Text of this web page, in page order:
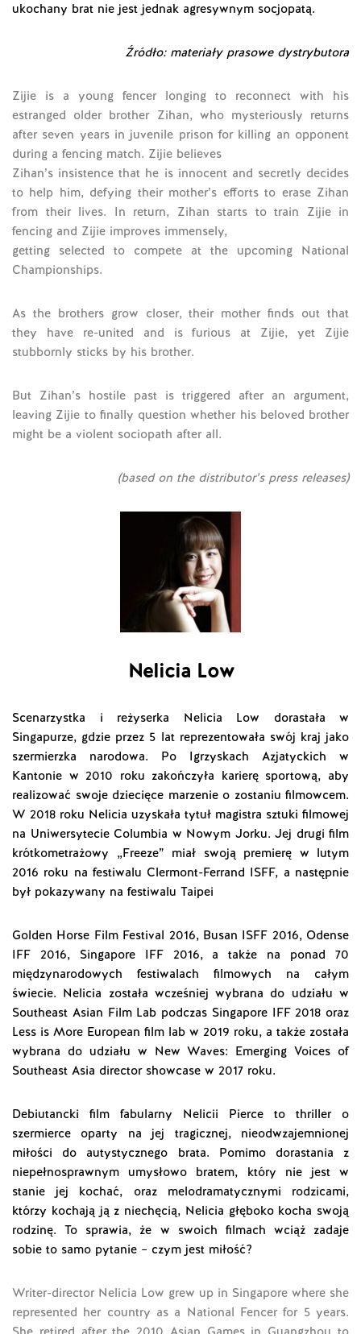
ukochany brat nie jest jednak agresywnym socjopatą.
Źródło: materiały prasowe dystrybutora
Zijie is a young fencer longing to reconnect with his
estranged older brother Zihan, who mysteriously returns
after seven years in juvenile prison for killing an opponent
during a fencing match. Zijie believes
Zihan’s insistence that he is innocent and secretly decides
to help him, defying their mother’s efforts to erase Zihan
from their lives. In return, Zihan starts to train Zijie in
fencing and Zijie improves immensely,
getting selected to compete at the upcoming National
Championships.
As the brothers grow closer, their mother finds out that
they have re-united and is furious at Zijie, yet Zijie
stubbornly sticks by his brother.
But Zihan’s hostile past is triggered after an argument,
leaving Zijie to finally question whether his beloved brother
might be a violent sociopath after all.
(based on the distributor’s press releases)
Nelicia Low
Scenarzystka i reżyserka Nelicia Low dorastała w
Singapurze, gdzie przez 5 lat reprezentowała swój kraj jako
szermierzka narodowa. Po Igrzyskach Azjatyckich w
Kantonie w 2010 roku zakończyła karierę sportową, aby
realizować swoje dziecięce marzenie o zostaniu filmowcem.
W 2018 roku Nelicia uzyskała tytuł magistra sztuki filmowej
na Uniwersytecie Columbia w Nowym Jorku. Jej drugi film
krótkometrażowy „Freeze” miał swoją premierę w lutym
2016 roku na festiwalu Clermont-Ferrand ISFF, a następnie
był pokazywany na festiwalu Taipei
Golden Horse Film Festival 2016, Busan ISFF 2016, Odense
IFF 2016, Singapore IFF 2016, a także na ponad 70
międzynarodowych festiwalach filmowych na całym
świecie. Nelicia została wcześniej wybrana do udziału w
Southeast Asian Film Lab podczas Singapore IFF 2018 oraz
Less is More European film lab w 2019 roku, a także została
wybrana do udziału w New Waves: Emerging Voices of
Southeast Asia director showcase w 2017 roku.
Debiutancki film fabularny Nelicii Pierce to thriller o
szermierce oparty na jej tragicznej, nieodwzajemnionej
miłości do autystycznego brata. Pomimo dorastania z
niepełnosprawnym umysłowo bratem, który nie jest w
stanie jej kochać, oraz melodramatycznymi rodzicami,
którzy kochają ją z niechęcią, Nelicia głęboko kocha swoją
rodzinę. To sprawia, że w swoich filmach wciąż zadaje
sobie to samo pytanie – czym jest miłość?
Writer-director Nelicia Low grew up in Singapore where she
represented her country as a National Fencer for 5 years.